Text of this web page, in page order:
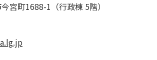
宮町1688-1（行政棟 5階）